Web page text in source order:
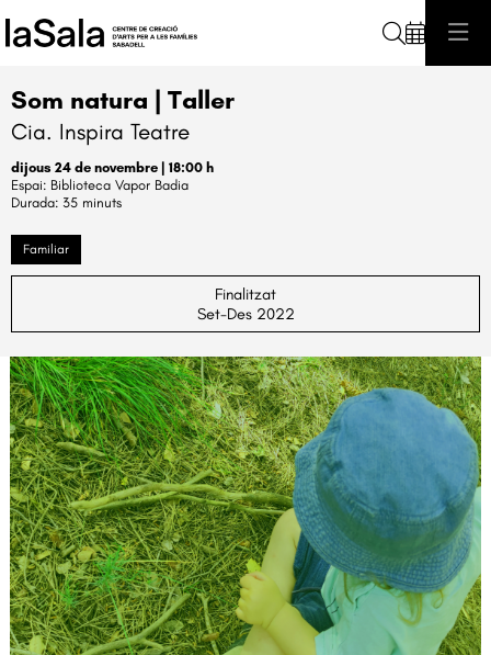
Som natura | Taller
Cia. Inspira Teatre
dijous 24 de novembre | 18:00 h
Biblioteca Vapor Badia
Durada: 35 minuts
Familiar
Finalitzat
Set-Des 2022